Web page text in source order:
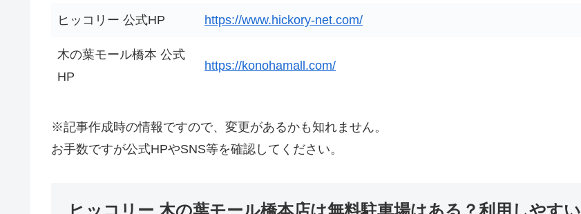
ヒッコリー 公式HP https://www.hickory-net.com/
木の葉モール橋本 公式
HP
https://konohamall.com/
※記事作成時の情報ですので、変更があるかも知れません。
お手数ですが公式HPやSNS等を確認してください。
ヒッコリー 木の葉モール橋本店は無料駐車場はある？利用しやすい